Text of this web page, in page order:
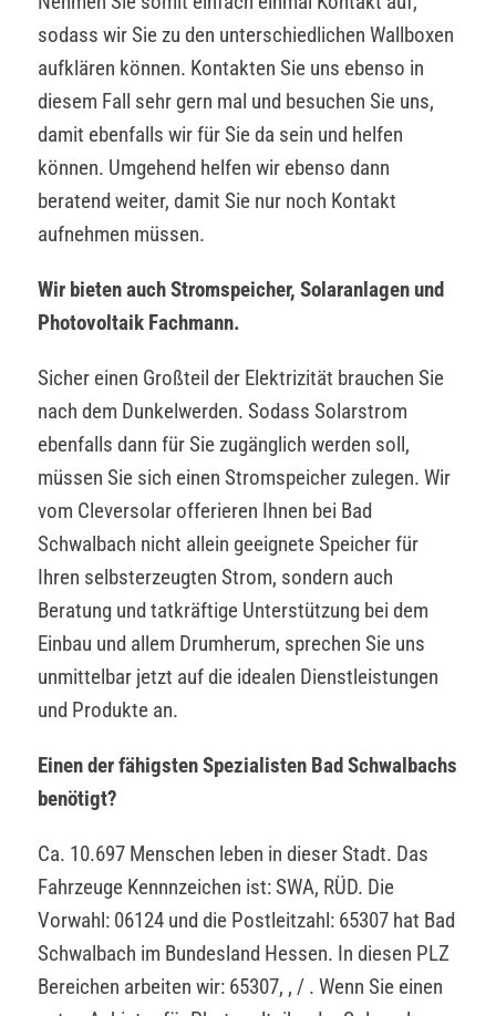
sodass wir Sie zu den unterschiedlichen Wallboxen
aufklären können. Kontakten Sie uns ebenso in
diesem Fall sehr gern mal und besuchen Sie uns,
damit ebenfalls wir für Sie da sein und helfen
können. Umgehend helfen wir ebenso dann
beratend weiter, damit Sie nur noch Kontakt
aufnehmen müssen.
Wir bieten auch Stromspeicher, Solaranlagen und
Photovoltaik Fachmann.
Sicher einen Großteil der Elektrizität brauchen Sie
nach dem Dunkelwerden. Sodass Solarstrom
ebenfalls dann für Sie zugänglich werden soll,
müssen Sie sich einen Stromspeicher zulegen. Wir
vom Cleversolar offerieren Ihnen bei Bad
Schwalbach nicht allein geeignete Speicher für
Ihren selbsterzeugten Strom, sondern auch
Beratung und tatkräftige Unterstützung bei dem
Einbau und allem Drumherum, sprechen Sie uns
unmittelbar jetzt auf die idealen Dienstleistungen
und Produkte an.
Einen der fähigsten Spezialisten Bad Schwalbachs
benötigt?
Ca. 10.697 Menschen leben in dieser Stadt. Das
Fahrzeuge Kennnzeichen ist: SWA, RÜD. Die
Vorwahl: 06124 und die Postleitzahl: 65307 hat Bad
Schwalbach im Bundesland Hessen. In diesen PLZ
Bereichen arbeiten wir: 65307, , / . Wenn Sie einen